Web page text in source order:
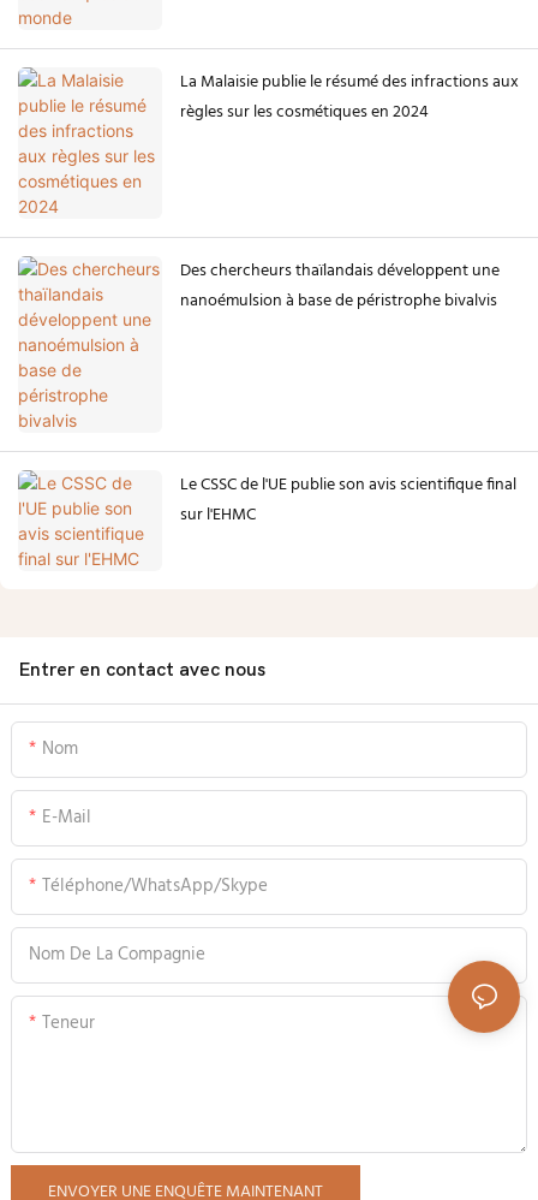
La Malaisie publie le résumé des infractions aux
règles sur les cosmétiques en 2024
Des chercheurs thaïlandais développent une
nanoémulsion à base de péristrophe bivalvis
Le CSSC de l'UE publie son avis scientifique final
sur l'EHMC
Entrer en contact avec nous
Nom
E-Mail
Téléphone/WhatsApp/Skype
Nom De La Compagnie
Teneur
ENVOYER UNE ENQUÊTE MAINTENANT